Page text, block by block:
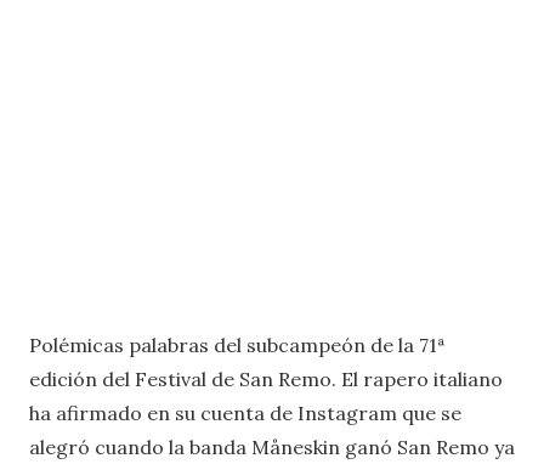
Polémicas palabras del subcampeón de la 71ª
edición del Festival de San Remo. El rapero italiano
ha afirmado en su cuenta de Instagram que se
alegró cuando la banda Måneskin ganó San Remo ya